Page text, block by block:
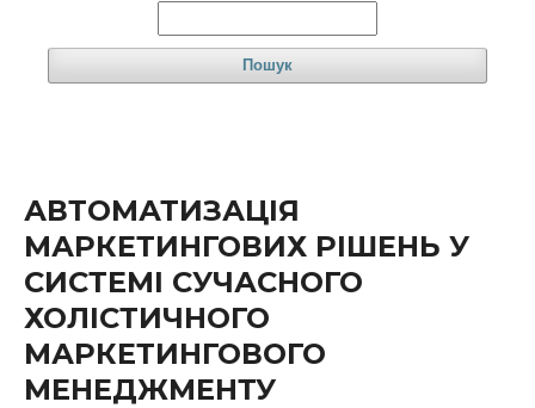
Пошук
АВТОМАТИЗАЦІЯ
МАРКЕТИНГОВИХ РІШЕНЬ У
СИСТЕМІ СУЧАСНОГО
ХОЛІСТИЧНОГО
МАРКЕТИНГОВОГО
МЕНЕДЖМЕНТУ